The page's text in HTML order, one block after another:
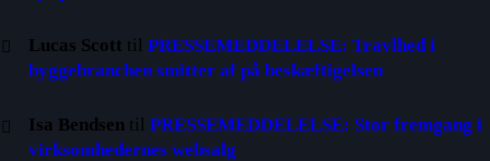
Lucas Scott tilPRESSEMEDDELELSE: Travlhed i
byggebranchen smitter af på beskæftigelsen
Isa Bendsen tilPRESSEMEDDELELSE: Stor fremgang i
virksomhedernes websalg